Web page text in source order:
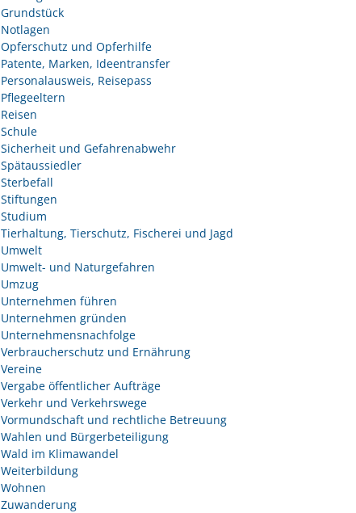
Grundstück
Notlagen
Opferschutz und Opferhilfe
Patente, Marken, Ideentransfer
Personalausweis, Reisepass
Pflegeeltern
Reisen
Schule
Sicherheit und Gefahrenabwehr
Spätaussiedler
Sterbefall
Stiftungen
Studium
Tierhaltung, Tierschutz, Fischerei und Jagd
Umwelt
Umwelt- und Naturgefahren
Umzug
Unternehmen führen
Unternehmen gründen
Unternehmensnachfolge
Verbraucherschutz und Ernährung
Vereine
Vergabe öffentlicher Aufträge
Verkehr und Verkehrswege
Vormundschaft und rechtliche Betreuung
Wahlen und Bürgerbeteiligung
Wald im Klimawandel
Weiterbildung
Wohnen
Zuwanderung